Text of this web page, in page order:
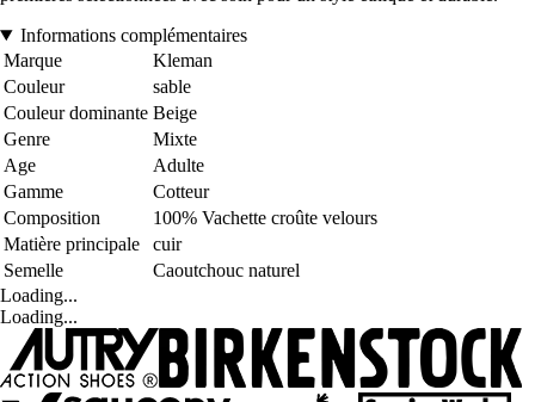
Informations complémentaires
Marque
Kleman
Couleur
sable
Couleur dominante Beige
Genre
Mixte
Age
Adulte
Gamme
Cotteur
Composition
100% Vachette croûte velours
Matière principale
cuir
Semelle
Caoutchouc naturel
Loading...
Loading...